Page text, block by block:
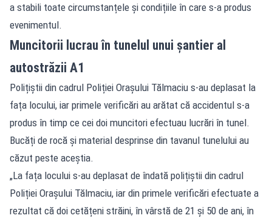
a stabili toate circumstanțele și condițiile în care s-a produs
evenimentul.
Muncitorii lucrau în tunelul unui șantier al
autostrăzii A1
Polițiștii din cadrul Poliției Orașului Tălmaciu s-au deplasat la
fața locului, iar primele verificări au arătat că accidentul s-a
produs în timp ce cei doi muncitori efectuau lucrări în tunel.
Bucăți de rocă și material desprinse din tavanul tunelului au
căzut peste aceștia.
„La fața locului s-au deplasat de îndată polițiștii din cadrul
Poliției Orașului Tălmaciu, iar din primele verificări efectuate a
rezultat că doi cetățeni străini, în vârstă de 21 și 50 de ani, în